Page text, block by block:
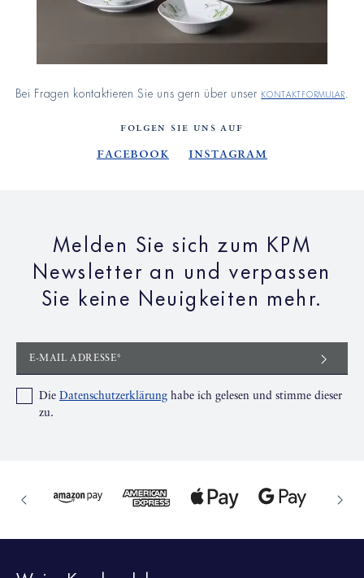
Bei Fragen kontaktieren Sie uns gern über unser Kontaktformular.
FOLGEN SIE UNS AUF
Facebook Instagram
Melden Sie sich zum KPM
Newsletter an und verpassen
Sie keine Neuigkeiten mehr.
E-MAIL ADRESSE*
Die Datenschutzerklärung habe ich gelesen und stimme dieser
zu.